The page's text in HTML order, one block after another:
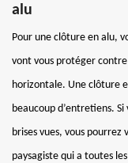
alu
Pour une clôture en alu,
vont vous protéger
horizontale. Une clôture
beaucoup d’entretiens.
brises vues, vous pourrez
paysagiste qui a toutes